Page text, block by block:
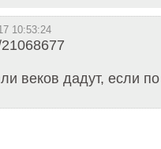
10:53:24
веков дадут, если по